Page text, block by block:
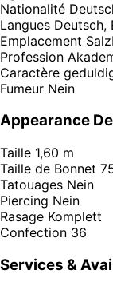
Nationalité
Langues Deutsch,
Emplacement
Profession
Caractère
Fumeur Nein
Appearance
Taille 1,60 m
Taille de Bonnet
Tatouages Nein
Piercing Nein
Rasage Komplett
Confection 36
Services &